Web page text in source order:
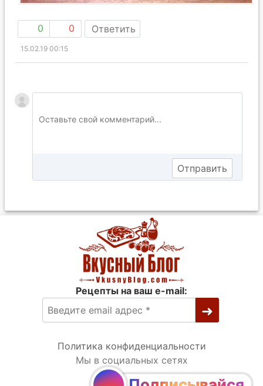
0 0 Ответить
15.02.19 00:15
Рецепты на ваш e-mail:
Политика конфиденциальности
Мы в социальных сетях